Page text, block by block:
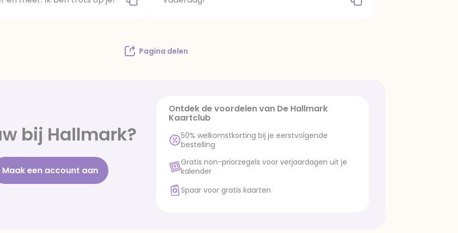
Pagina delen
bij Hallmark?
Maak een account aan
Ontdek de voordelen van De Hallmark
Kaartclub
50% welkomstkorting bij je eerstvolgende
bestelling
Gratis non-priorzegels voor verjaardagen uit je
kalender
Spaar voor gratis kaarten